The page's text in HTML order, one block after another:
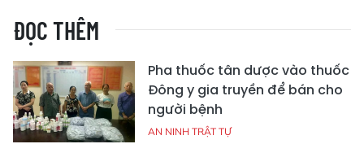
ĐỌC THÊM
Pha thuốc tân dược vào thuốc
Đông y gia truyền để bán cho
người bệnh
AN NINH TRẬT TỰ